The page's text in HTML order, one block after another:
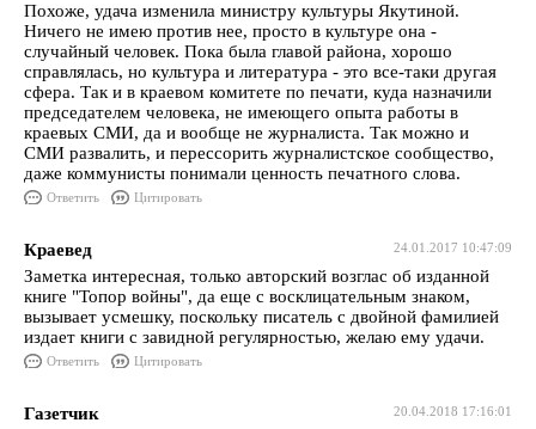
Похоже, удача изменила министру культуры Якутиной.
Ничего не имею против нее, просто в культуре она -
случайный человек. Пока была главой района, хорошо
справлялась, но культура и литература - это все-таки другая
сфера. Так и в краевом комитете по печати, куда назначили
председателем человека, не имеющего опыта работы в
краевых СМИ, да и вообще не журналиста. Так можно и
СМИ развалить, и перессорить журналистское сообщество,
даже коммунисты понимали ценность печатного слова.
Ответить Цитировать
24.01.2017 10:47:09
Краевед
Заметка интересная, только авторский возглас об изданной
книге "Топор войны", да еще с восклицательным знаком,
вызывает усмешку, поскольку писатель с двойной фамилией
издает книги с завидной регулярностью, желаю ему удачи.
Ответить Цитировать
20.04.2018 17:16:01
Газетчик